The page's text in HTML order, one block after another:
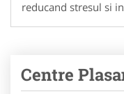
reducand stresul si
Centre